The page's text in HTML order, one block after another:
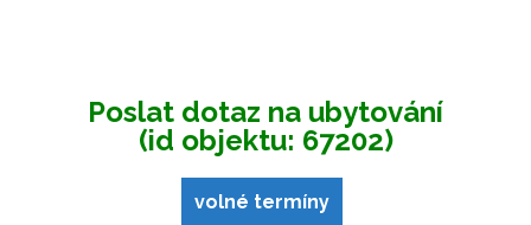
Poslat dotaz na ubytování
(id objektu: 67202)
volné termíny